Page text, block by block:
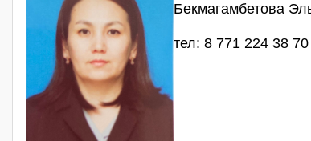
Бекмагамбетова
тел: 8 771 224 38 70